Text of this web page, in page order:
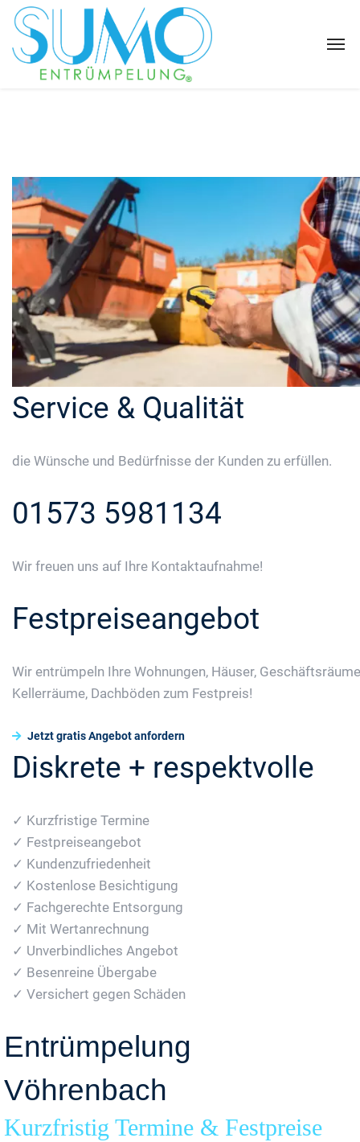
Service & Qualität
die Wünsche und Bedürfnisse der Kunden zu erfüllen.
01573 5981134
Wir freuen uns auf Ihre Kontaktaufnahme!
Festpreiseangebot
Wir entrümpeln Ihre Wohnungen, Häuser,
Kellerräume, Dachböden zum Festpreis!
Jetzt gratis Angebot anfordern
Diskrete + respektvolle
✓ Kurzfristige Termine
✓ Festpreiseangebot
✓ Kundenzufriedenheit
✓ Kostenlose Besichtigung
✓ Fachgerechte Entsorgung
✓ Mit Wertanrechnung
✓ Unverbindliches Angebot
✓ Besenreine Übergabe
✓ Versichert gegen Schäden
Entrümpelung
Vöhrenbach
Kurzfristig Termine & Festpreise